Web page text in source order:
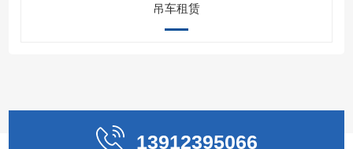
吊车租赁
13912395066